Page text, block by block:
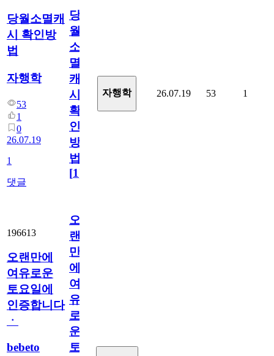
당월소멸캐
시 확인방
법
자행학
53
1
0
26.07.19
1
댓글
당
월
소
멸
캐
시
확
인
방
법
[1]
자행학 26.07.19 53 1
196613
오랜만에
여유로운
토요일에
인증합니다
ㆍ
bebeto
오
랜
만
에
여
유
로
운
토